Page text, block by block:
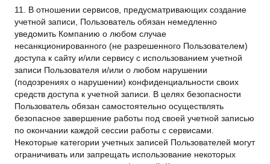
11. В отношении сервисов, предусматривающих создание
учетной записи, Пользователь обязан немедленно
уведомить Компанию о любом случае
несанкционированного (не разрешенного Пользователем)
доступа к сайту и/или сервису с использованием учетной
записи Пользователя и/или о любом нарушении
(подозрениях о нарушении) конфиденциальности своих
средств доступа к учетной записи. В целях безопасности
Пользователь обязан самостоятельно осуществлять
безопасное завершение работы под своей учетной записью
по окончании каждой сессии работы с сервисами.
Некоторые категории учетных записей Пользователей могут
ограничивать или запрещать использование некоторых